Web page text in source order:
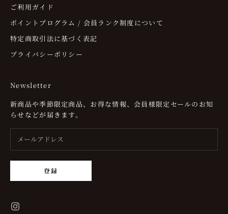
ご利用ガイド
ポイントプログラム / 会員ランク制度について
特定商取引法に基づく表記
プライバシーポリシー
Newsletter
新商品や季節限定商品、お得な情報、会員様限定セールのお知
らせなどが届きます。
登録